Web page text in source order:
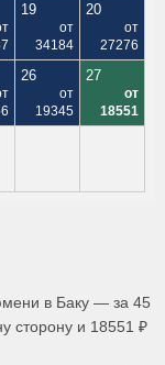
19
от
34184
20
от
27276
26
от
19345
27
от
18551
в Баку — за 45
сторону и 18551 ₽